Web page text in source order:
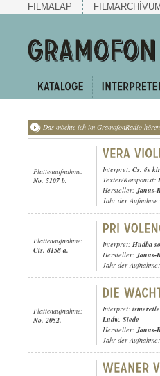
FILMALAP FILMARCHÍVUM
Das möchte ich im GramofonRadio
Plattenaufnahme:
No. 5107 b.
Interpret: Cs. és
Texter/Komponist:
Hersteller:Janus-
Jahr der Aufnahme:
Plattenaufnahme:
Cís. 8158 a.
Interpret: Hudba
Hersteller:Janus-
Jahr der Aufnahme:
Plattenaufnahme:
No. 2052.
Interpret:
Ludw. Siede
Hersteller:Janus-
Jahr der Aufnahme: